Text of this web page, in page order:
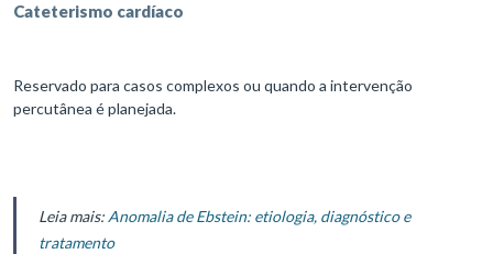
Cateterismo cardíaco
Reservado para casos complexos ou quando a intervenção
percutânea é planejada.
Leia mais: Anomalia de Ebstein: etiologia, diagnóstico e
tratamento